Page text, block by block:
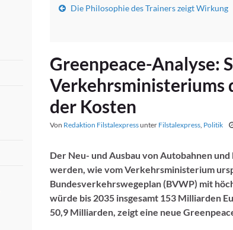
Die Philosophie des Trainers zeigt Wirkung
Greenpeace-Analyse:
Verkehrsministeriums
der Kosten
Von Redaktion Filstalexpressunter Filstalexpress, Politik
Der Neu- und Ausbau von Autobahnen
werden, wie vom Verkehrsministerium
Bundesverkehrswegeplan (BVWP) mit
würde bis 2035 insgesamt 153 Milliarden
50,9 Milliarden, zeigt eine neue